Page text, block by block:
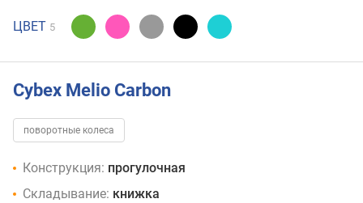
ЦВЕТ 5
Cybex Melio Carbon
поворотные колеса
Конструкция: прогулочная
Складывание: книжка